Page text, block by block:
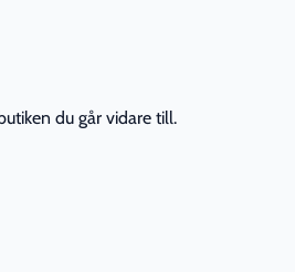
du går vidare till.